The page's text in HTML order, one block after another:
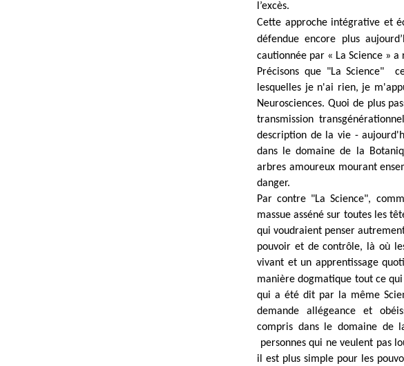
l’excès.
Cette approche intégrative et
défendue encore plus
cautionnée par « La Science » a
Précisons que "La Science"
lesquelles je n'ai rien, je
Neurosciences. Quoi de plus
transmission
description de la vie -
dans le domaine de la
arbres amoureux mourant
danger.
Par contre​​​​ ​​​"La Science",
massue asséné sur toutes les
qui voudraient penser
pouvoir et de contrôle, là où
vivant et un apprentissage
manière dogmatique tout ce
qui a été dit par la même
demande allégeance et
compris dans le domaine de
personnes qui ne veulent pas
il est plus simple pour les